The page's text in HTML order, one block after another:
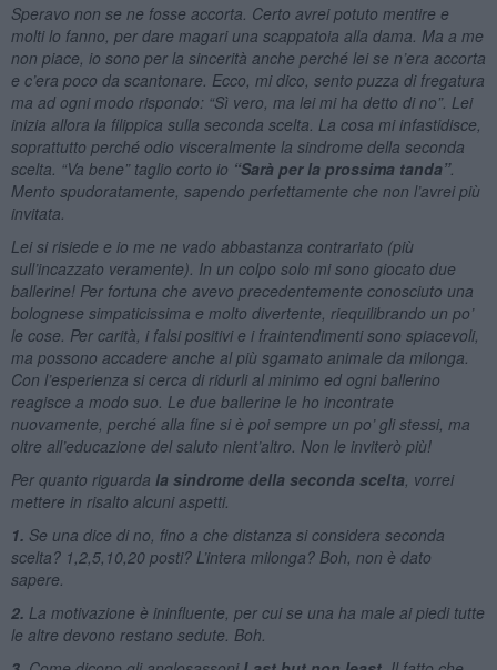
Speravo non se ne fosse accorta. Certo avrei potuto mentire e
molti lo fanno, per dare magari una scappatoia alla dama. Ma a me
non piace, io sono per la sincerità anche perché lei se n’era accorta
e c’era poco da scantonare. Ecco, mi dico, sento puzza di fregatura
ma ad ogni modo rispondo: “Sì vero, ma lei mi ha detto di no”. Lei
inizia allora la filippica sulla seconda scelta. La cosa mi infastidisce,
soprattutto perché odio visceralmente la sindrome della seconda
scelta. “Va bene” taglio corto io “Sarà per la prossima tanda”.
Mento spudoratamente, sapendo perfettamente che non l’avrei più
invitata.
Lei si risiede e io me ne vado abbastanza contrariato (più
sull’incazzato veramente). In un colpo solo mi sono giocato due
ballerine! Per fortuna che avevo precedentemente conosciuto una
bolognese simpaticissima e molto divertente, riequilibrando un po’
le cose. Per carità, i falsi positivi e i fraintendimenti sono spiacevoli,
ma possono accadere anche al più sgamato animale da milonga.
Con l’esperienza si cerca di ridurli al minimo ed ogni ballerino
reagisce a modo suo. Le due ballerine le ho incontrate
nuovamente, perché alla fine si è poi sempre un po’ gli stessi, ma
oltre all’educazione del saluto nient’altro. Non le inviterò più!
Per quanto riguarda la sindrome della seconda scelta, vorrei
mettere in risalto alcuni aspetti.
1. Se una dice di no, fino a che distanza si considera seconda
scelta? 1,2,5,10,20 posti? L’intera milonga? Boh, non è dato
sapere.
2. La motivazione è ininfluente, per cui se una ha male ai piedi tutte
le altre devono restano sedute. Boh.